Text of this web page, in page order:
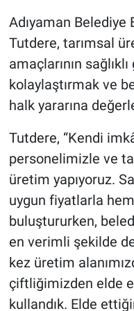
Adıyaman Belediye
Tutdere, tarımsal
amaçlarının
kolaylaştırmak ve
halk yararına
Tutdere, “Kendi
personelimizle ve
üretim yapıyoruz.
uygun fiyatlarla
buluştururken,
en verimli şekilde
kez üretim
çiftliğimizden elde
kullandık. Elde